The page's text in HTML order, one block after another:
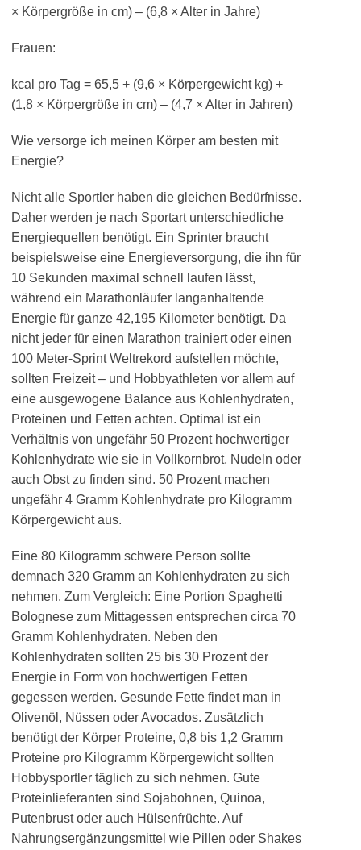
× Körpergröße in cm) – (6,8 × Alter in Jahre)
Frauen:
kcal pro Tag = 65,5 + (9,6 × Körpergewicht kg) +
(1,8 × Körpergröße in cm) – (4,7 × Alter in Jahren)
Wie versorge ich meinen Körper am besten mit
Energie?
Nicht alle Sportler haben die gleichen Bedürfnisse.
Daher werden je nach Sportart unterschiedliche
Energiequellen benötigt. Ein Sprinter braucht
beispielsweise eine Energieversorgung, die ihn für
10 Sekunden maximal schnell laufen lässt,
während ein Marathonläufer langanhaltende
Energie für ganze 42,195 Kilometer benötigt. Da
nicht jeder für einen Marathon trainiert oder einen
100 Meter-Sprint Weltrekord aufstellen möchte,
sollten Freizeit – und Hobbyathleten vor allem auf
eine ausgewogene Balance aus Kohlenhydraten,
Proteinen und Fetten achten. Optimal ist ein
Verhältnis von ungefähr 50 Prozent hochwertiger
Kohlenhydrate wie sie in Vollkornbrot, Nudeln oder
auch Obst zu finden sind. 50 Prozent machen
ungefähr 4 Gramm Kohlenhydrate pro Kilogramm
Körpergewicht aus.
Eine 80 Kilogramm schwere Person sollte
demnach 320 Gramm an Kohlenhydraten zu sich
nehmen. Zum Vergleich: Eine Portion Spaghetti
Bolognese zum Mittagessen entsprechen circa 70
Gramm Kohlenhydraten. Neben den
Kohlenhydraten sollten 25 bis 30 Prozent der
Energie in Form von hochwertigen Fetten
gegessen werden. Gesunde Fette findet man in
Olivenöl, Nüssen oder Avocados. Zusätzlich
benötigt der Körper Proteine, 0,8 bis 1,2 Gramm
Proteine pro Kilogramm Körpergewicht sollten
Hobbysportler täglich zu sich nehmen. Gute
Proteinlieferanten sind Sojabohnen, Quinoa,
Putenbrust oder auch Hülsenfrüchte. Auf
Nahrungsergänzungsmittel wie Pillen oder Shakes